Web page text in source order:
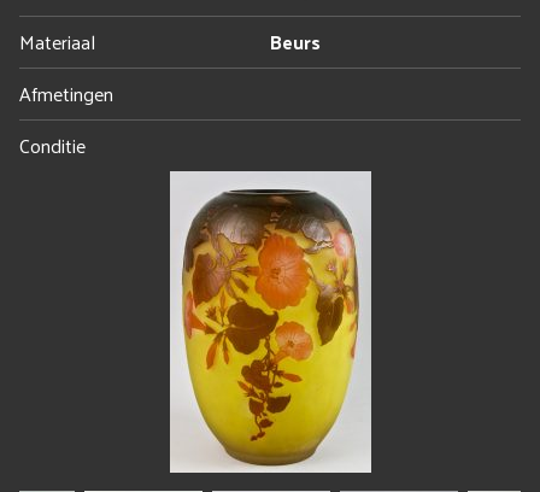
Materiaal
Beurs
Afmetingen
Conditie